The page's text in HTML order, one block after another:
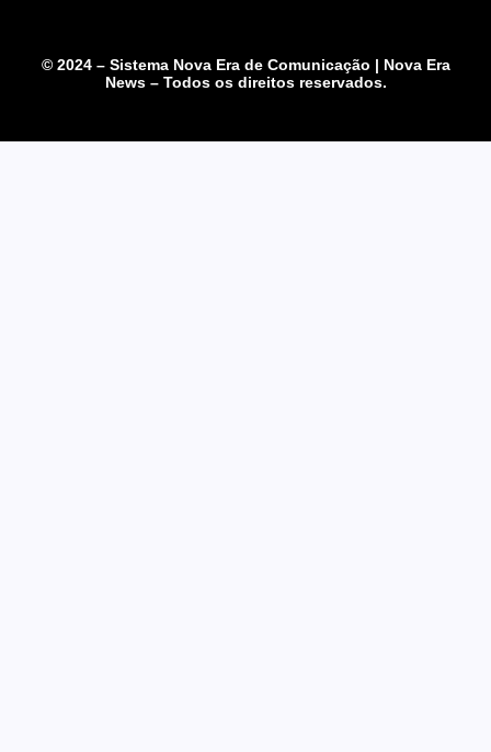
© 2024 – Sistema Nova Era de Comunicação | Nova Era
News – Todos os direitos reservados.